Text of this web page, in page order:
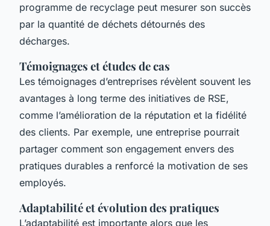
programme de recyclage peut mesurer son succès
par la quantité de déchets détournés des
décharges.
Témoignages et études de cas
Les témoignages d’entreprises révèlent souvent les
avantages à long terme des initiatives de RSE,
comme l’amélioration de la réputation et la fidélité
des clients. Par exemple, une entreprise pourrait
partager comment son engagement envers des
pratiques durables a renforcé la motivation de ses
employés.
Adaptabilité et évolution des pratiques
L’adaptabilité est importante alors que les